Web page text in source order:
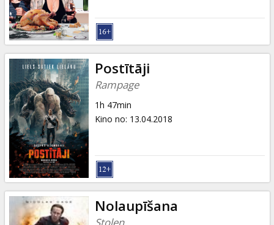
Postītāji
Rampage
1h 47min
Kino no: 13.04.2018
Nolaupīšana
Stolen